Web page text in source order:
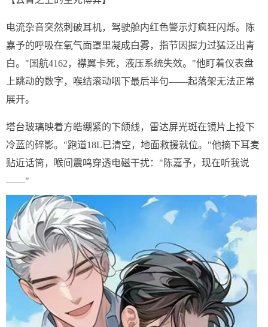
电流杂音突然刺破耳机，驾驶舱内红色警示灯疯狂闪烁。陈
嘉予的呼吸在氧气面罩里凝成白雾，指节因握力过猛泛出青
白。"国航4162，襟翼卡死，液压系统失效。"他盯着仪表盘
上跳动的数字，喉结滚动咽下最后半句——起落架无法正常
展开。
塔台玻璃映着方皓绷紧的下颌线，雷达屏光斑在镜片上投下
冷蓝的碎影。"跑道18L已清空，地面救援就位。"他摘下耳麦
贴近话筒，喉间震鸣穿透电磁干扰："陈嘉予，现在听我说
——"